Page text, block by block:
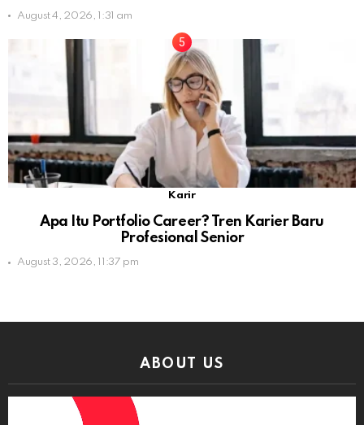
August 4, 2026, 1:31 am
Karir
Apa Itu Portfolio Career? Tren Karier Baru
Profesional Senior
August 3, 2026, 11:37 pm
ABOUT US